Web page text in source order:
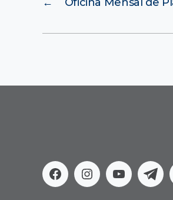
FacebookInstagram
Youtube